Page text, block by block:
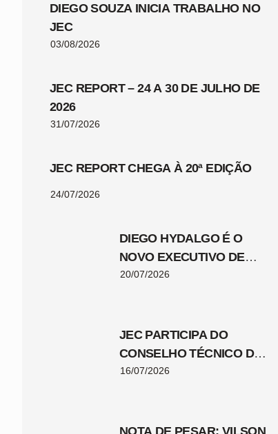
DIEGO SOUZA INICIA TRABALHO NO
JEC
03/08/2026
JEC REPORT – 24 A 30 DE JULHO DE
2026
31/07/2026
JEC REPORT CHEGA À 20ª EDIÇÃO
24/07/2026
DIEGO HYDALGO É O
NOVO EXECUTIVO DE
FUTEBOL DO JEC
20/07/2026
JEC PARTICIPA DO
CONSELHO TÉCNICO DA
COPA SANTA CATARINA
16/07/2026
NOTA DE PESAR: VILSON